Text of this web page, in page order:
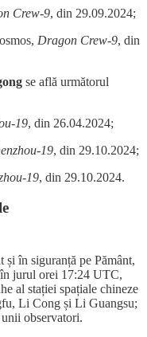
Crew-9, din 29.09.2024;
Dragon Crew-9, din
se află următorul
19, din 26.04.2024;
19, din 29.10.2024;
19, din 29.10.2024.
și în siguranță pe Pământ,
jurul orei 17:24 UTC,
al stației spațiale chineze
Li Cong și Li Guangsu;
observatori.